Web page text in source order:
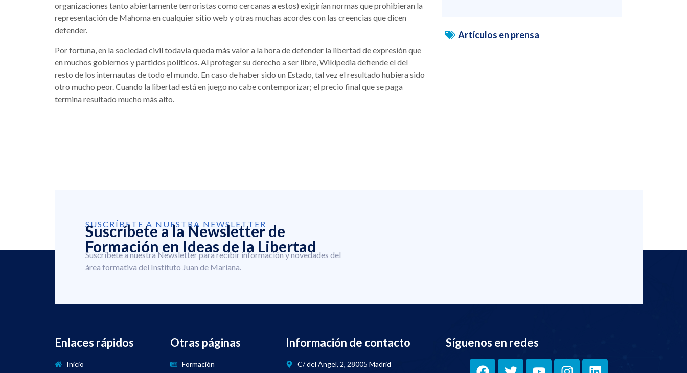
organizaciones tanto abiertamente terroristas como cercanas a estos) exigirían normas que prohibieran la
representación de Mahoma en cualquier sitio web y otras muchas acordes con las creencias que dicen
defender.
Por fortuna, en la sociedad civil todavía queda más valor a la hora de defender la libertad de expresión que
en muchos gobiernos y partidos políticos. Al proteger su derecho a ser libre, Wikipedia defiende el del
resto de los internautas de todo el mundo. En caso de haber sido un Estado, tal vez el resultado hubiera sido
otro mucho peor. Cuando la libertad está en juego no cabe contemporizar; el precio final que se paga
termina resultado mucho más alto.
Artículos en prensa
SUSCRÍBETE A NUESTRA NEWSLETTER
Suscríbete a la Newsletter de
Formación en Ideas de la Libertad
Suscríbete a nuestra Newsletter para recibir información y novedades del
área formativa del Instituto Juan de Mariana.
Enlaces rápidos
Inicio
Otras páginas
Formación
Información de contacto
C/ del Ángel, 2, 28005 Madrid
Síguenos en redes